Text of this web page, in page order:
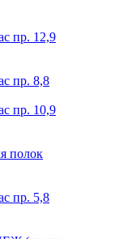
пр. 12,9
пр. 8,8
пр. 10,9
полок
пр. 5,8